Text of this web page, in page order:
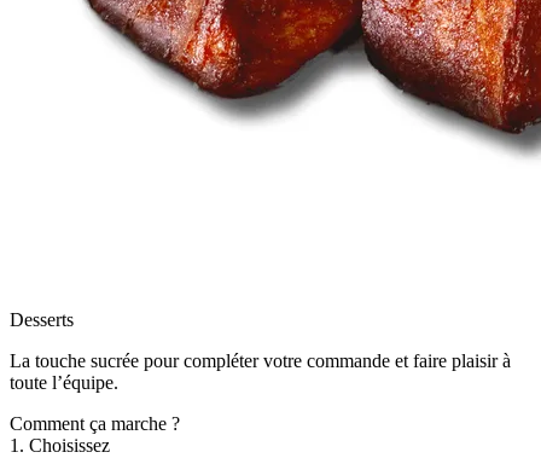
Desserts
La touche sucrée pour compléter votre commande et faire plaisir à
toute l’équipe.
Comment ça marche ?
1. Choisissez